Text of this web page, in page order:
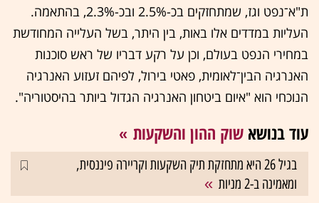
ת"א־נפט וגז, שמתחזקים בכ-2.5% ובכ-2.3%, בהתאמה.
העליות במדדים אלו באות, בין היתר, בשל העלייה המחודשת
במחירי הנפט בעולם, וכן על רקע דבריו של ראש סוכנות
האנרגיה הבין־לאומית, פאטי בירול, לפיהם זעזוע האנרגיה
הנוכחי הוא "איום ביטחון האנרגיה הגדול ביותר בהיסטוריה".
עוד בנושא שוק ההון והשקעות
בגיל 26 היא מתחזקת תיק השקעות וקריירה פיננסית,
ומאמינה ב-2 מניות